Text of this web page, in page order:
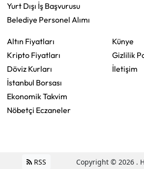
Yurt Dışı İş Başvurusu
Belediye Personel Alımı
Altın Fiyatları
Kripto Fiyatları
Döviz Kurları
İstanbul Borsası
Ekonomik Takvim
Nöbetçi Eczaneler
Künye
Gizlilik
İletişim
RSS Copyright © 2026 .